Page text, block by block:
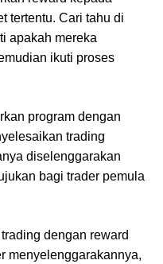
tertentu. Cari tahu di
apakah mereka
ikuti proses
program dengan
trading
diselenggarakan
bagi trader pemula
dengan reward
menyelenggarakannya,